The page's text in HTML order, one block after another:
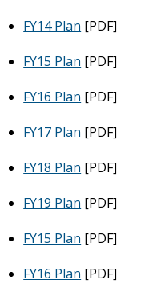
FY14 Plan [PDF]
FY15 Plan [PDF]
FY16 Plan [PDF]
FY17 Plan [PDF]
FY18 Plan [PDF]
FY19 Plan [PDF]
FY15 Plan [PDF]
FY16 Plan [PDF]